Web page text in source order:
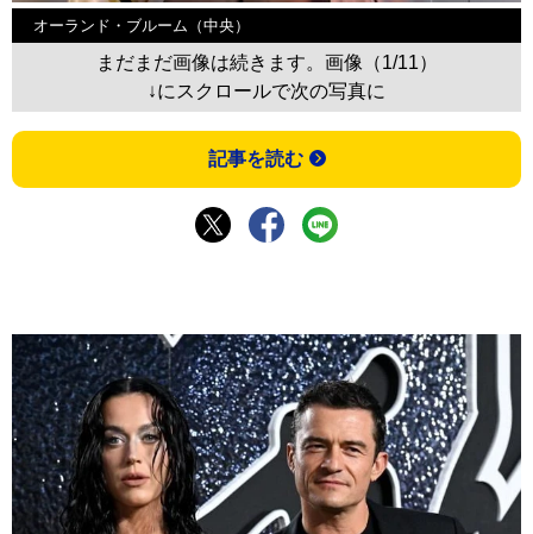
オーランド・ブルーム（中央）
まだまだ画像は続きます。画像（1/11）
↓にスクロールで次の写真に
記事を読む